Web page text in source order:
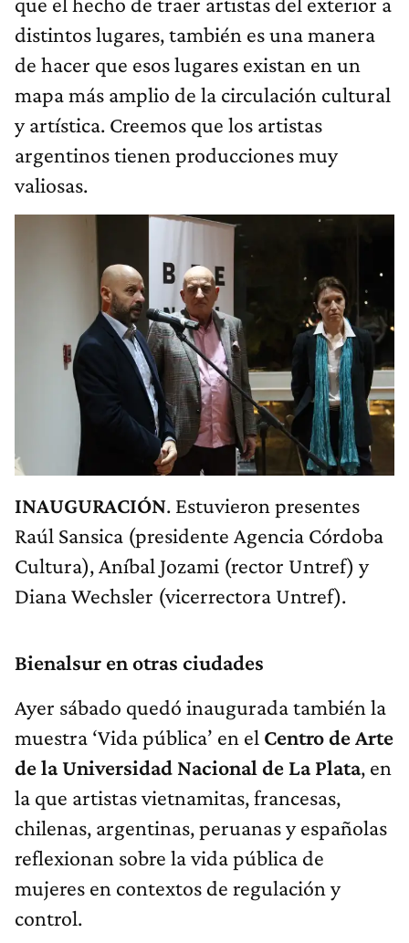
distintos lugares, también es una manera
de hacer que esos lugares existan en un
mapa más amplio de la circulación cultural
y artística. Creemos que los artistas
argentinos tienen producciones muy
valiosas.
INAUGURACIÓN. Estuvieron presentes
Raúl Sansica (presidente Agencia Córdoba
Cultura), Aníbal Jozami (rector Untref) y
Diana Wechsler (vicerrectora Untref).
Bienalsur en otras ciudades
Ayer sábado quedó inaugurada también la
muestra ‘Vida pública’ en el Centro de Arte
de la Universidad Nacional de La Plata, en
la que artistas vietnamitas, francesas,
chilenas, argentinas, peruanas y españolas
reflexionan sobre la vida pública de
mujeres en contextos de regulación y
control.